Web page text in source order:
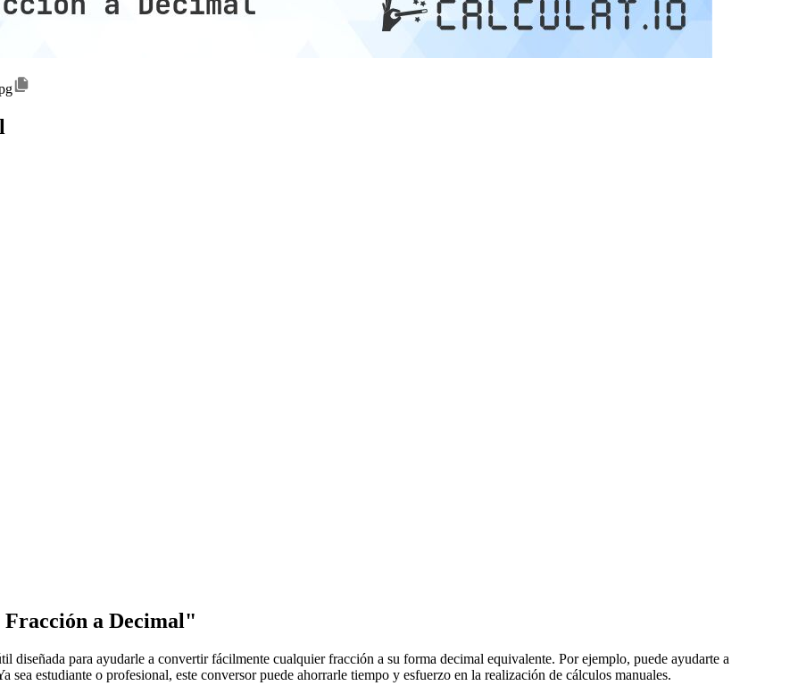
Fracción a Decimal"
diseñada para ayudarle a convertir fácilmente cualquier fracción a su forma decimal equivalente. Por ejemplo, puede ayudarte a
sea estudiante o profesional, este conversor puede ahorrarle tiempo y esfuerzo en la realización de cálculos manuales.